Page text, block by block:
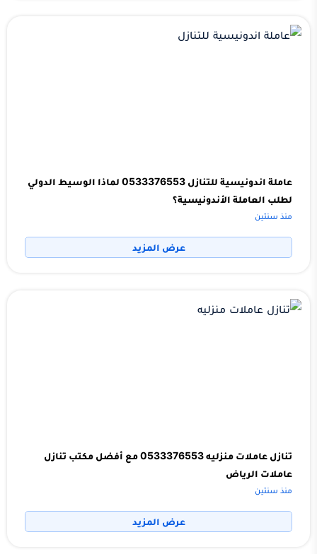
عاملة اندونيسية للتنازل 0533376553 لماذا الوسيط الدولي
لطلب العاملة الأندونيسية؟
منذ سنتين
عرض المزيد
تنازل عاملات منزليه 0533376553 مع أفضل مكتب تنازل
عاملات الرياض
منذ سنتين
عرض المزيد